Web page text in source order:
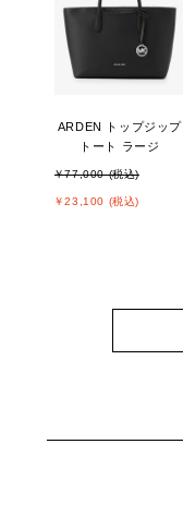
ARDEN トップジップ
トート ラージ
￥77,000 (税込)
￥23,100 (税込)